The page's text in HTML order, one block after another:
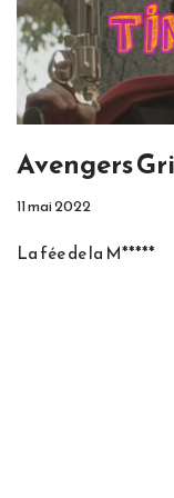
Avengers
11 mai 2022
La fée de la M*****